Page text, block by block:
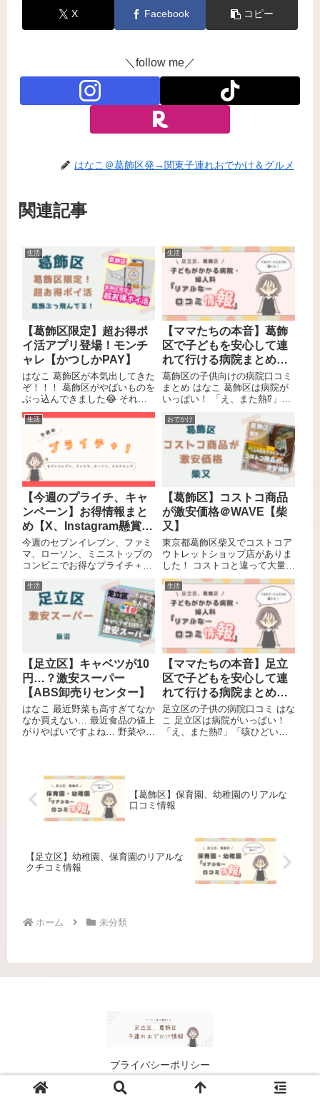
X Facebook コピー
＼follow me／
はなこ＠葛飾区発→関東子連れおでかけ＆グルメ
関連記事
生活
【葛飾区限定】超お得ポ
イ活アプリ登場！モンチ
ャレ【かつしかPAY】
はなこ 葛飾区が本気出してきた
ぞ！！！ 葛飾区がやばいものを
ぶっ込んできました😂 それ
は… 他のポイ活アプリと比にな
らんほどの、ポイント貯まる速
度がどちゃくそ速いポイ活アプ
リ🤣 ⭐️モンチャレ⭐️ 葛飾区のポ
イ活アプリ【モンチャレ】！ は
な...
生活
【ママたちの本音】葛飾
区で子どもを安心して連
れて行ける病院まとめ！
フォロワーさんのリアル
な口コミ
葛飾区の子供向けの病院口コミ
まとめ はなこ 葛飾区は病院が
いっぱい！ 「え、また熱⁉」
の？」「予防接種ってどこ行け
ばいいんだっけ…？」 子育てし
てると、ほんっっっとに病院の
ことって悩みのタネ。いざって
時にすぐ行け...
生活
【今週のプライチ、キャ
ンペーン】お得情報まと
め【X、Instagram懸賞、
セール】
今週のセブンイレブン、ファミ
マ、ローソン、ミニストップの
コンビニでお得なプライチ＋1
ミリーマートが激アツ！ ミニス
トップも寒い今にぴったりのホ
ットドリンクもあるよ！ コンビ
ニの商品を買ってお得を楽しも
おでかけ
【葛飾区】コストコ商品
が激安価格＠WAVE【柴
又】
東京都葛飾区柴又でコストコア
ウトレットショップ店がありま
した！ コストコと違って大量買
いではなく、バラ売りをしてい
るので色んな商品が試せる！ し
かもアウトレットだからどれも
激安！ アメリカンな店内を見て
いるだけで楽しいコストコアウ
トレットショップです！
生活
【足立区】キャベツが10
円…？激安スーパー
【ABS卸売りセンター】
はなこ 最近野菜も高すぎてなか
なか買えない… 最近食品の値上
がりやばいですよね… 野菜やら
に嬉しいのが激安スーパー！ 足
立区、葛飾区は実は激安スーパ
ーがい...
生活
【ママたちの本音】足立
区で子どもを安心して連
れて行ける病院まとめ！
フォロワーさんのリアル
な口コミ
足立区の子供の病院口コミ はな
こ 足立区は病院がいっぱい！
「え、また熱⁉」「咳ひどいけ
のタネ。いざって時にすぐ行け
る、信頼で...
【葛飾区】保育園、幼稚園のリアルな
口コミ情報
【足立区】幼稚園、保育園のリアルな
クチコミ情報
ホーム 未分類
プライバシーポリシー
© 2024 足立区、葛飾区のおでかけ＆グルメ情報.